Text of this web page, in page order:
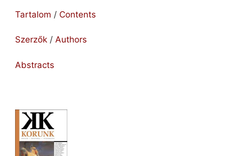
Tartalom / Contents
Szerzők / Authors
Abstracts